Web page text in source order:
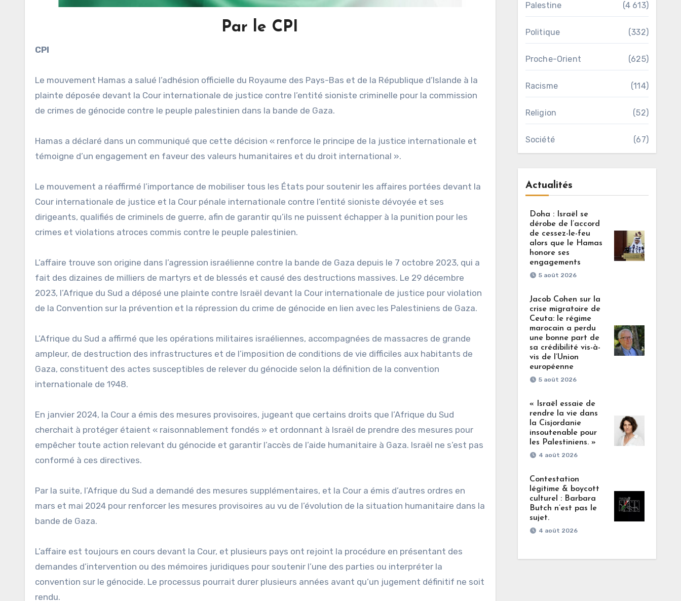
Par le CPI
CPI
Le mouvement Hamas a salué l’adhésion officielle du Royaume des Pays-Bas et de la République d’Islande à la
plainte déposée devant la Cour internationale de justice contre l’entité sioniste criminelle pour la commission
de crimes de génocide contre le peuple palestinien dans la bande de Gaza.
Hamas a déclaré dans un communiqué que cette décision « renforce le principe de la justice internationale et
témoigne d’un engagement en faveur des valeurs humanitaires et du droit international ».
Le mouvement a réaffirmé l’importance de mobiliser tous les États pour soutenir les affaires portées devant la
Cour internationale de justice et la Cour pénale internationale contre l’entité sioniste dévoyée et ses
dirigeants, qualifiés de criminels de guerre, afin de garantir qu’ils ne puissent échapper à la punition pour les
crimes et violations atroces commis contre le peuple palestinien.
L’affaire trouve son origine dans l’agression israélienne contre la bande de Gaza depuis le 7 octobre 2023, qui a
fait des dizaines de milliers de martyrs et de blessés et causé des destructions massives. Le 29 décembre
2023, l’Afrique du Sud a déposé une plainte contre Israël devant la Cour internationale de justice pour violation
de la Convention sur la prévention et la répression du crime de génocide en lien avec les Palestiniens de Gaza.
L’Afrique du Sud a affirmé que les opérations militaires israéliennes, accompagnées de massacres de grande
ampleur, de destruction des infrastructures et de l’imposition de conditions de vie difficiles aux habitants de
Gaza, constituent des actes susceptibles de relever du génocide selon la définition de la convention
internationale de 1948.
En janvier 2024, la Cour a émis des mesures provisoires, jugeant que certains droits que l’Afrique du Sud
cherchait à protéger étaient « raisonnablement fondés » et ordonnant à Israël de prendre des mesures pour
empêcher toute action relevant du génocide et garantir l’accès de l’aide humanitaire à Gaza. Israël ne s’est pas
conformé à ces directives.
Par la suite, l’Afrique du Sud a demandé des mesures supplémentaires, et la Cour a émis d’autres ordres en
mars et mai 2024 pour renforcer les mesures provisoires au vu de l’évolution de la situation humanitaire dans la
bande de Gaza.
L’affaire est toujours en cours devant la Cour, et plusieurs pays ont rejoint la procédure en présentant des
demandes d’intervention ou des mémoires juridiques pour soutenir l’une des parties ou interpréter la
convention sur le génocide. Le processus pourrait durer plusieurs années avant qu’un jugement définitif ne soit
rendu.
Palestine (4 613)
Politique (332)
Proche-Orient (625)
Racisme (114)
Religion (52)
Société (67)
Actualités
Doha : Israël se
dérobe de l’accord
de cessez-le-feu
alors que le Hamas
honore ses
engagements
5 août 2026
Jacob Cohen sur la
crise migratoire de
Ceuta: le régime
marocain a perdu
une bonne part de
sa crédibilité vis-à-
vis de l’Union
européenne
5 août 2026
« Israël essaie de
rendre la vie dans
la Cisjordanie
insoutenable pour
les Palestiniens. »
4 août 2026
Contestation
légitime & boycott
culturel : Barbara
Butch n’est pas le
sujet.
4 août 2026